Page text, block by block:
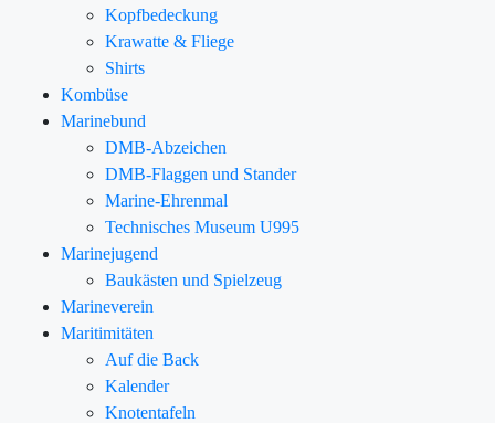
Kopfbedeckung
Krawatte & Fliege
Shirts
Kombüse
Marinebund
DMB-Abzeichen
DMB-Flaggen und Stander
Marine-Ehrenmal
Technisches Museum U995
Marinejugend
Baukästen und Spielzeug
Marineverein
Maritimitäten
Auf die Back
Kalender
Knotentafeln